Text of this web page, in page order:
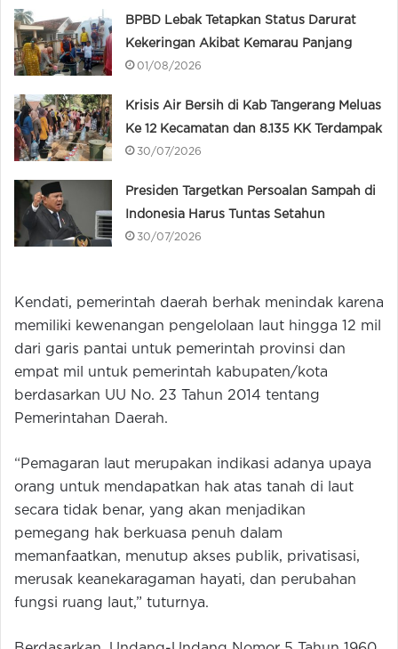
BPBD Lebak Tetapkan Status Darurat
Kekeringan Akibat Kemarau Panjang
01/08/2026
Krisis Air Bersih di Kab Tangerang Meluas
Ke 12 Kecamatan dan 8.135 KK Terdampak
30/07/2026
Presiden Targetkan Persoalan Sampah di
Indonesia Harus Tuntas Setahun
30/07/2026
Kendati, pemerintah daerah berhak menindak karena
memiliki kewenangan pengelolaan laut hingga 12 mil
dari garis pantai untuk pemerintah provinsi dan
empat mil untuk pemerintah kabupaten/kota
berdasarkan UU No. 23 Tahun 2014 tentang
Pemerintahan Daerah.
“Pemagaran laut merupakan indikasi adanya upaya
orang untuk mendapatkan hak atas tanah di laut
secara tidak benar, yang akan menjadikan
pemegang hak berkuasa penuh dalam
memanfaatkan, menutup akses publik, privatisasi,
merusak keanekaragaman hayati, dan perubahan
fungsi ruang laut,” tuturnya.